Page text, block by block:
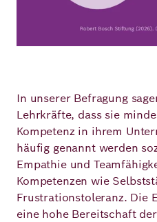
In unserer Befragung
Lehrkräfte, dass sie
Kompetenz in ihrem
häufig genannt werden
Empathie und
Kompetenzen wie
Frustrationstoleranz. Die
eine hohe Bereitschaft